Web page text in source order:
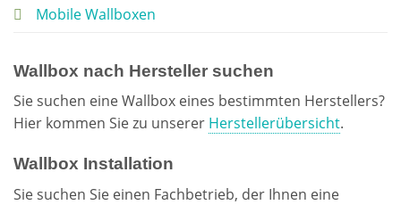
Mobile Wallboxen
Wallbox nach Hersteller suchen
Sie suchen eine Wallbox eines bestimmten Herstellers?
Hier kommen Sie zu unserer Herstellerübersicht.
Wallbox Installation
Sie suchen Sie einen Fachbetrieb, der Ihnen eine